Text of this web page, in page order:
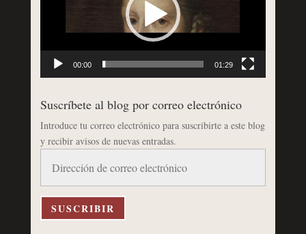
00:00 01:29
Suscríbete al blog por correo electrónico
Introduce tu correo electrónico para suscribirte a este blog
y recibir avisos de nuevas entradas.
correo
electrónico
SUSCRIBIR